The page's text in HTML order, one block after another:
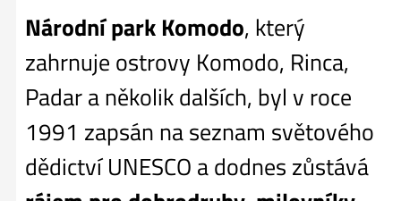
Národní park Komodo, který
zahrnuje ostrovy Komodo, Rinca,
Padar a několik dalších, byl v roce
1991 zapsán na seznam světového
dědictví UNESCO a dodnes zůstává